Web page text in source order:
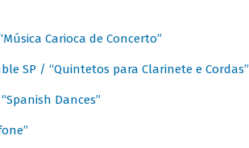
Carioca de Concerto”
SP / “Quintetos para Clarinete e Cordas”
Dances”